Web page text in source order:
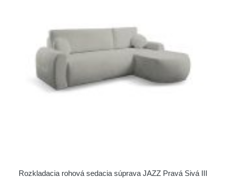
Rozkladacia rohová sedacia súprava JAZZ Pravá Sivá III